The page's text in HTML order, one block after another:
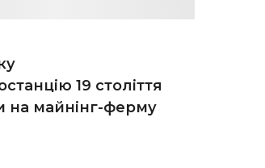
19 століття
на майнінг-ферму